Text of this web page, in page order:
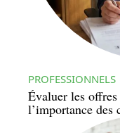
PROFESSIONNELS
Évaluer les
l’importance des